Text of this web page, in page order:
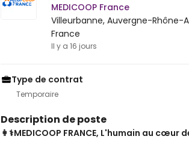
MEDICOOP France
Villeurbanne, Auvergne-Rhône-
France
Il y a 16 jours
Type de contrat
Temporaire
Description de poste
👩⚕️MEDICOOP FRANCE, L'humain au cœur